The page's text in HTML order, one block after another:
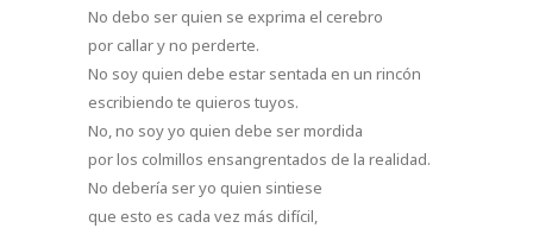
No debo ser quien se exprima el cerebro
por callar y no perderte.
No soy quien debe estar sentada en un rincón
escribiendo te quieros tuyos.
No, no soy yo quien debe ser mordida
por los colmillos ensangrentados de la realidad.
No debería ser yo quien sintiese
que esto es cada vez más difícil,